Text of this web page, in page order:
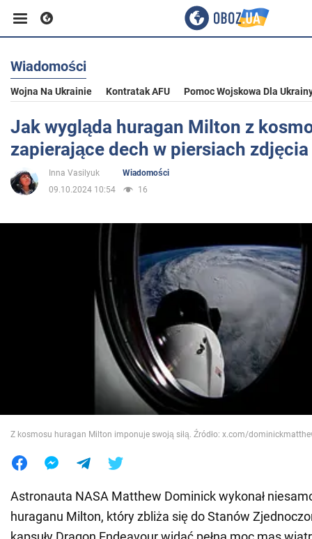
Biznes
Sport
Społeczeństwo
Wojna na Ukrainie
Jedzenie
Wiadomości
Wojna Na Ukrainie Kontratak AFU Pomoc Wojskowa Dla
Jak wygląda huragan Milton z
zapierające dech w piersiach zdjęcia
Inna Vasilyuk
Wiadomości
09.10.2024 10:54
16
Z kosmosu huragan Milton imponuje swoją siłą. Źródło: x.com/
Astronauta NASA Matthew Dominick wykonał
huraganu Milton, który zbliża się do Stanów